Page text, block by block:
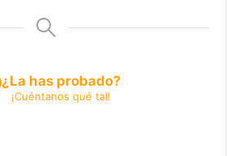
¿La has probado?
¡Cuéntanos qué tal!